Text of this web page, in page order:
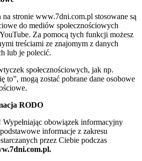
stronie www.7dni.com.pl stosowane są
do mediów społecznościowych
Za pomocą tych funkcji możesz
treściami ze znajomym z danych
lub je polecić.
społecznościowych, jak np.
to”, mogą zostać pobrane dane osobowe
RODO
obowiązek informacyjny
informacje z zakresu
przez Ciebie podczas